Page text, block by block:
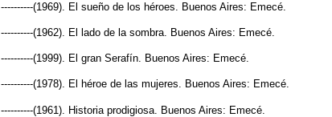
----------(1969). El sueño de los héroes. Buenos Aires: Emecé.
----------(1962). El lado de la sombra. Buenos Aires: Emecé.
----------(1999). El gran Serafín. Buenos Aires: Emecé.
----------(1978). El héroe de las mujeres. Buenos Aires: Emecé.
----------(1961). Historia prodigiosa. Buenos Aires: Emecé.